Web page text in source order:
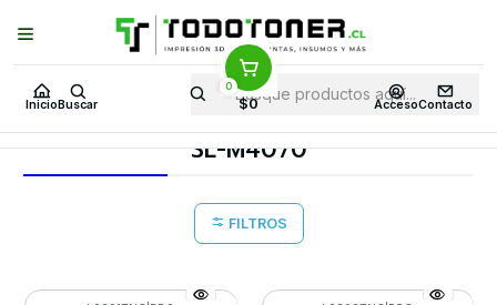
Inicio Buscar
0
$0 AccesoContacto
Puedes Elegir: Comprar enTienda· Despachoa Todo Chile · Retiro en
Tienda en24 Horas
Inicio Toner y tambor Toner Alternativo SAMSUNG
Equipos SAMSUNG
SL-M4070
FILTROS